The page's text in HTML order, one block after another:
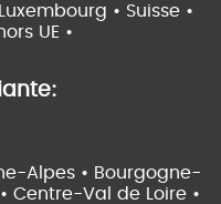
• Suisse •
UE •
Alpes • Bourgogne-
Centre-Val de Loire •